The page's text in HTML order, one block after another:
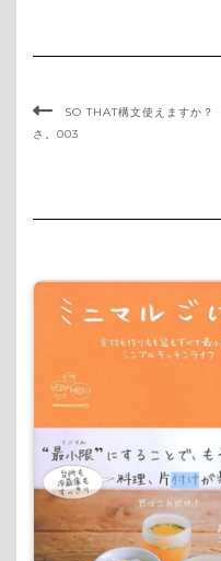
SO THAT構文使えますか
さ。003